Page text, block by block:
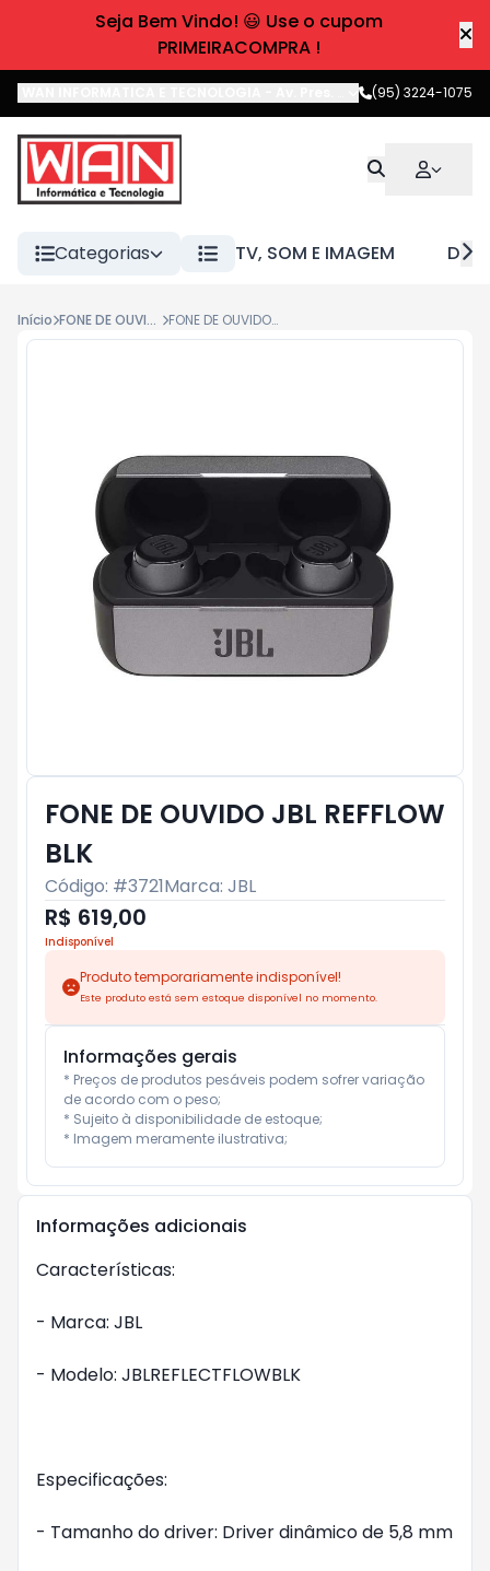
Seja Bem Vindo! 😃 Use o cupom
PRIMEIRACOMPRA !
Av. Pres. Castelo Branco,Boa
(95) 3224-1075
Categorias TV, SOM E IMAGEM
Início FONE DE OUVIDO FONE DE OUVIDO JBL REFFLOW BLK
FONE DE OUVIDO JBL REFFLOW
BLK
Código: #3721Marca: JBL
R$ 619,00
Indisponível
Produto temporariamente indisponível!
Este produto está sem estoque disponível no momento.
Informações gerais
* Preços de produtos pesáveis podem sofrer variação
de acordo com o peso;
* Sujeito à disponibilidade de estoque;
* Imagem meramente ilustrativa;
Informações adicionais
Características:
- Marca: JBL
- Modelo: JBLREFLECTFLOWBLK
Especificações:
- Tamanho do driver: Driver dinâmico de 5,8 mm